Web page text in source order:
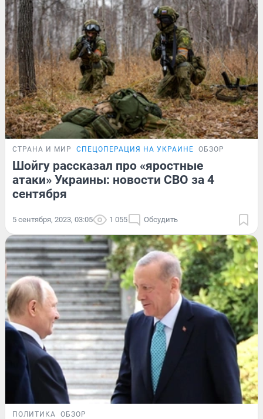
СТРАНА И МИР СПЕЦОПЕРАЦИЯ НА УКРАИНЕ ОБЗОР
Шойгу рассказал про «яростные
атаки» Украины: новости СВО за 4
сентября
5 сентября, 2023, 03:05 1 055 Обсудить
ПОЛИТИКА ОБЗОР